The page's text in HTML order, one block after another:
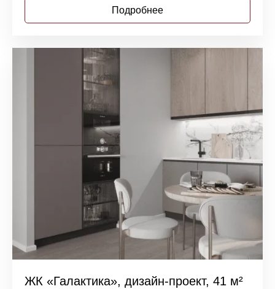
Подробнее
ЖК «Галактика», дизайн-проект, 41 м²